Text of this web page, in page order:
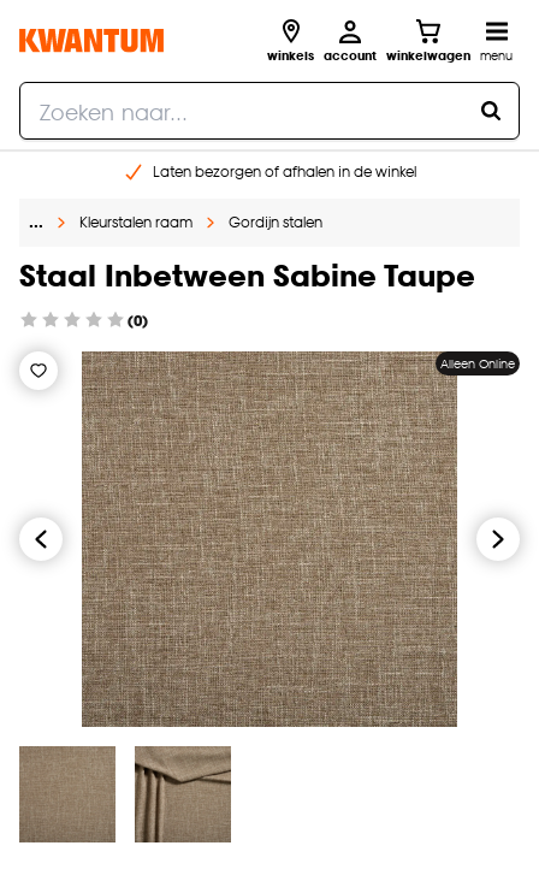
winkels account winkelwagen menu
Laten bezorgen of afhalen in de winkel
Gratis raam advies en inmeten aan huis
… Kleurstalen raam Gordijn stalen
Staal Inbetween Sabine Taupe
(0)
Alleen Online